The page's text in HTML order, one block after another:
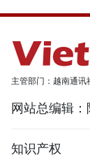
主管部门：越南通讯
网站总编辑
知识产权